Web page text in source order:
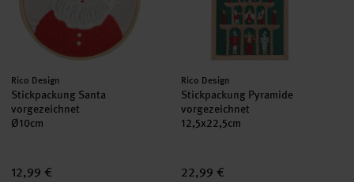
Hersteller:
Rico Design
Stickpackung Santa
vorgezeichnet
Ø10cm
12,99 €
Hersteller:
Rico Design
Stickpackung Pyramide
vorgezeichnet
12,5x22,5cm
22,99 €